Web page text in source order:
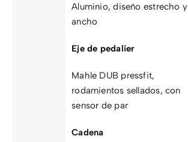
Aluminio, diseño estrecho y
ancho
Eje de pedalier
Mahle DUB pressfit,
rodamientos sellados, con
sensor de par
Cadena